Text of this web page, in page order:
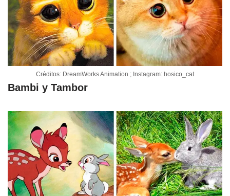
Créditos: DreamWorks Animation ; Instagram: hosico_cat
Bambi y Tambor